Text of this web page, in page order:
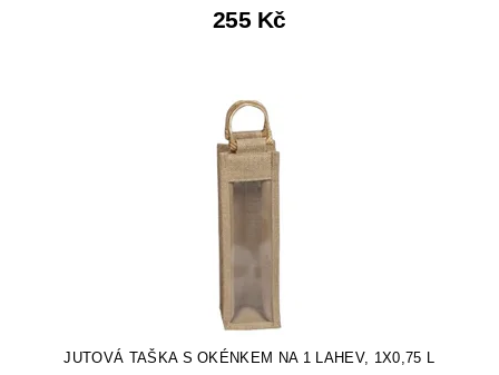
255 Kč
JUTOVÁ TAŠKA S OKÉNKEM NA 1 LAHEV, 1X0,75 L